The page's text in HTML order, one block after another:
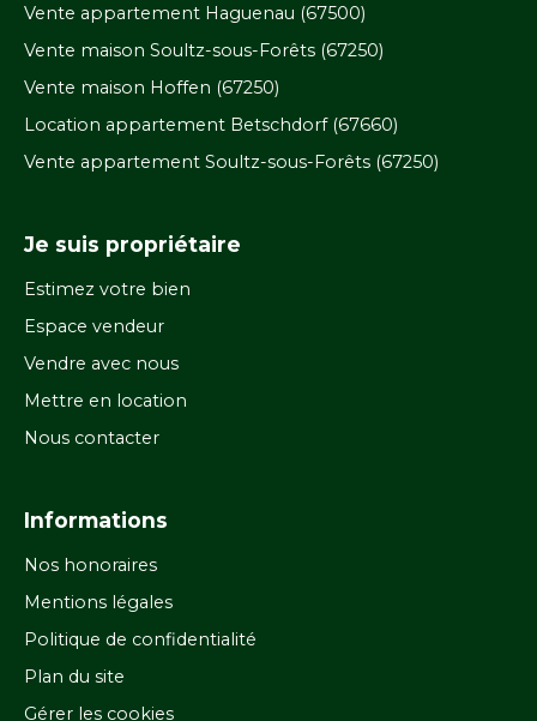
Vente appartement Haguenau (67500)
Vente maison Soultz-sous-Forêts (67250)
Vente maison Hoffen (67250)
Location appartement Betschdorf (67660)
Vente appartement Soultz-sous-Forêts (67250)
Je suis propriétaire
Estimez votre bien
Espace vendeur
Vendre avec nous
Mettre en location
Nous contacter
Informations
Nos honoraires
Mentions légales
Politique de confidentialité
Plan du site
Gérer les cookies